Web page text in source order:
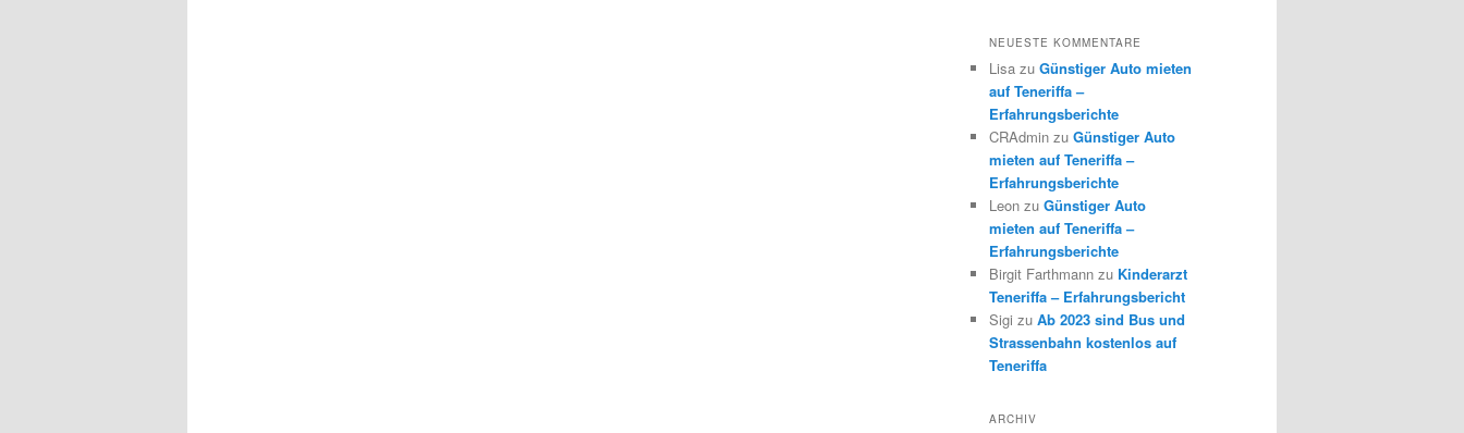
NEUESTE KOMMENTARE
Lisa zu Günstiger Auto mieten
auf Teneriffa –
Erfahrungsberichte
CRAdmin zu Günstiger Auto
mieten auf Teneriffa –
Erfahrungsberichte
Leon zu Günstiger Auto
mieten auf Teneriffa –
Erfahrungsberichte
Birgit Farthmann zu Kinderarzt
Teneriffa – Erfahrungsbericht
Sigi zu Ab 2023 sind Bus und
Strassenbahn kostenlos auf
Teneriffa
ARCHIV